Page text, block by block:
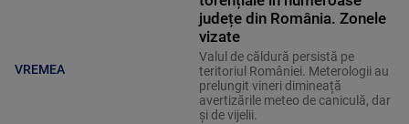
VREMEA
județe din România. Zonele
vizate
Valul de căldură persistă pe
teritoriul României. Meterologii au
prelungit vineri dimineață
avertizările meteo de caniculă, dar
și de vijelii.